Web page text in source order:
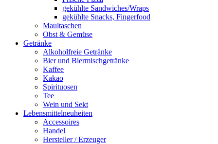
gekühlte Sandwiches/Wraps
gekühlte Snacks, Fingerfood
Maultaschen
Obst & Gemüse
Getränke
Alkoholfreie Getränke
Bier und Biermischgetränke
Kaffee
Kakao
Spirituosen
Tee
Wein und Sekt
Lebensmittelneuheiten
Accessoires
Handel
Hersteller / Erzeuger